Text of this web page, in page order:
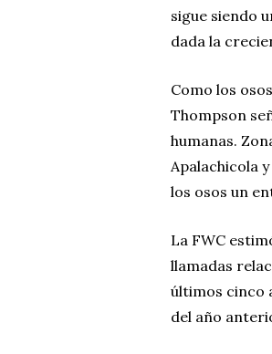
sigue siendo
dada la
Como los
Thompson
humanas.
Apalachicola
los osos un
La FWC
llamadas
últimos cinco
del año